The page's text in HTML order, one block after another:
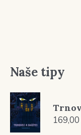
Naše tipy
169,00